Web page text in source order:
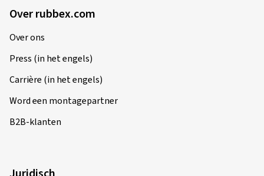
Over rubbex.com
Over ons
Press (in het engels)
Carrière (in het engels)
Word een montagepartner
B2B-klanten